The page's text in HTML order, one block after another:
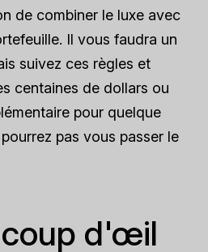
de combiner le luxe avec
Il vous faudra un
suivez ces règles et
centaines de dollars ou
pour quelque
pas vous passer le
d'œil